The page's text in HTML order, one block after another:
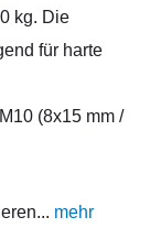
kg. Die
für harte
(8x15 mm /
mehr